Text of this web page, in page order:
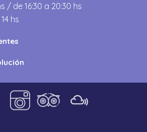
/ de 16:30 a 20:30 hs
hs